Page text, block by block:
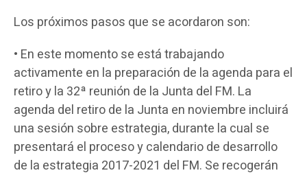
Los próximos pasos que se acordaron son:
• En este momento se está trabajando
activamente en la preparación de la agenda para el
retiro y la 32ª reunión de la Junta del FM. La
agenda del retiro de la Junta en noviembre incluirá
una sesión sobre estrategia, durante la cual se
presentará el proceso y calendario de desarrollo
de la estrategia 2017-2021 del FM. Se recogerán